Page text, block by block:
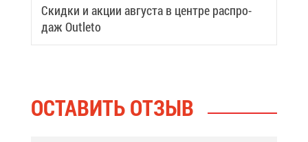
Скид­ки и ак­ции ав­гу­ста в цен­тре рас­про­
даж Outleto
ОСТА­ВИТЬ ОТ­ЗЫВ